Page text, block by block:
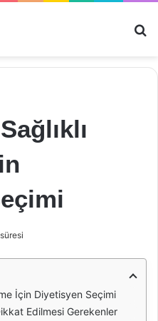
İçin Diyetisyen Seçimi
Edilmesi Gerekenler